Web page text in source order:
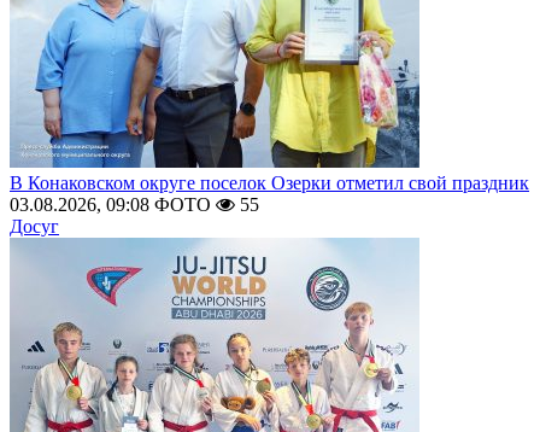
В Конаковском округе поселок Озерки отметил свой праздник
03.08.2026, 09:08 ФОТО
55
Досуг